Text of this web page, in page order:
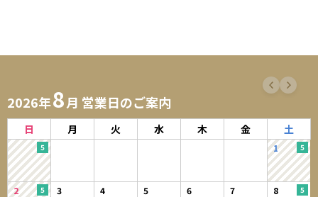
2026年8月 営業日のご案内
日 月 火 水 木 金 土
1
2 3 4 5 6 7 8